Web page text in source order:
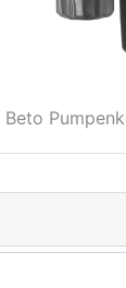
Beto